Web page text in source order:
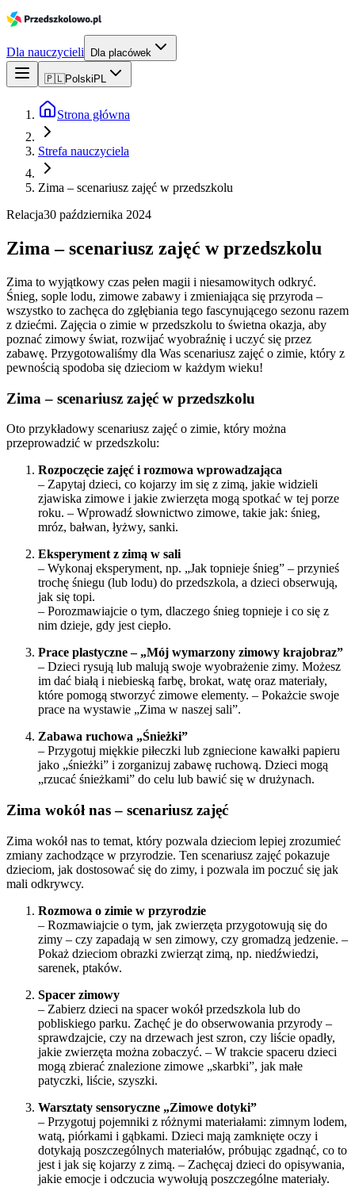
Dla nauczycieli Dla placówek
🇵🇱Polski PL
Strona główna
Strefa nauczyciela
Zima – scenariusz zajęć w przedszkolu
Relacja30 października 2024
Zima – scenariusz zajęć w przedszkolu
Zima to wyjątkowy czas pełen magii i niesamowitych odkryć.
Śnieg, sople lodu, zimowe zabawy i zmieniająca się przyroda –
wszystko to zachęca do zgłębiania tego fascynującego sezonu razem
z dziećmi. Zajęcia o zimie w przedszkolu to świetna okazja, aby
poznać zimowy świat, rozwijać wyobraźnię i uczyć się przez
zabawę. Przygotowaliśmy dla Was scenariusz zajęć o zimie, który z
pewnością spodoba się dzieciom w każdym wieku!
Zima – scenariusz zajęć w przedszkolu
Oto przykładowy scenariusz zajęć o zimie, który można
przeprowadzić w przedszkolu:
Rozpoczęcie zajęć i rozmowa wprowadzająca
– Zapytaj dzieci, co kojarzy im się z zimą, jakie widzieli
zjawiska zimowe i jakie zwierzęta mogą spotkać w tej porze
roku. – Wprowadź słownictwo zimowe, takie jak: śnieg,
mróz, bałwan, łyżwy, sanki.
Eksperyment z zimą w sali
– Wykonaj eksperyment, np. „Jak topnieje śnieg” – przynieś
trochę śniegu (lub lodu) do przedszkola, a dzieci obserwują,
jak się topi.
– Porozmawiajcie o tym, dlaczego śnieg topnieje i co się z
nim dzieje, gdy jest ciepło.
Prace plastyczne – „Mój wymarzony zimowy krajobraz”
– Dzieci rysują lub malują swoje wyobrażenie zimy. Możesz
im dać białą i niebieską farbę, brokat, watę oraz materiały,
które pomogą stworzyć zimowe elementy. – Pokażcie swoje
prace na wystawie „Zima w naszej sali”.
Zabawa ruchowa „Śnieżki”
– Przygotuj miękkie piłeczki lub zgniecione kawałki papieru
jako „śnieżki” i zorganizuj zabawę ruchową. Dzieci mogą
„rzucać śnieżkami” do celu lub bawić się w drużynach.
Zima wokół nas – scenariusz zajęć
Zima wokół nas to temat, który pozwala dzieciom lepiej zrozumieć
zmiany zachodzące w przyrodzie. Ten scenariusz zajęć pokazuje
dzieciom, jak dostosować się do zimy, i pozwala im poczuć się jak
mali odkrywcy.
Rozmowa o zimie w przyrodzie
– Rozmawiajcie o tym, jak zwierzęta przygotowują się do
zimy – czy zapadają w sen zimowy, czy gromadzą jedzenie. –
Pokaż dzieciom obrazki zwierząt zimą, np. niedźwiedzi,
sarenek, ptaków.
Spacer zimowy
– Zabierz dzieci na spacer wokół przedszkola lub do
pobliskiego parku. Zachęć je do obserwowania przyrody –
sprawdzajcie, czy na drzewach jest szron, czy liście opadły,
jakie zwierzęta można zobaczyć. – W trakcie spaceru dzieci
mogą zbierać znalezione zimowe „skarbki”, jak małe
patyczki, liście, szyszki.
Warsztaty sensoryczne „Zimowe dotyki”
– Przygotuj pojemniki z różnymi materiałami: zimnym lodem,
watą, piórkami i gąbkami. Dzieci mają zamknięte oczy i
dotykają poszczególnych materiałów, próbując zgadnąć, co to
jest i jak się kojarzy z zimą. – Zachęcaj dzieci do opisywania,
jakie emocje i odczucia wywołują poszczególne materiały.